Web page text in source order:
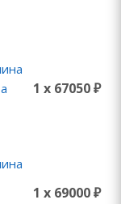
1 x 67050 ₽
1 x 69000 ₽